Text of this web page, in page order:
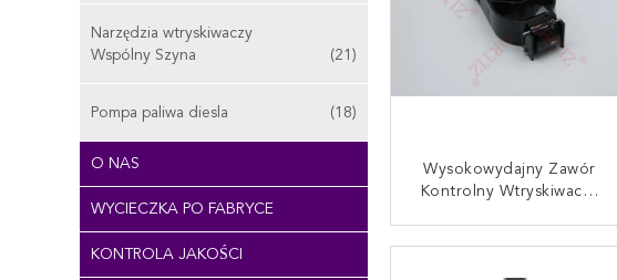
Narzędzia wtryskiwaczy
Wspólny Szyna
(21)
Pompa paliwa diesla (18)
O NAS
WYCIECZKA PO FABRYCE
KONTROLA JAKOŚCI
Wysokowydajny Zawór
Kontrolny Wtryskiwacza
SKONTAKTUJ SIĘ TERAZ